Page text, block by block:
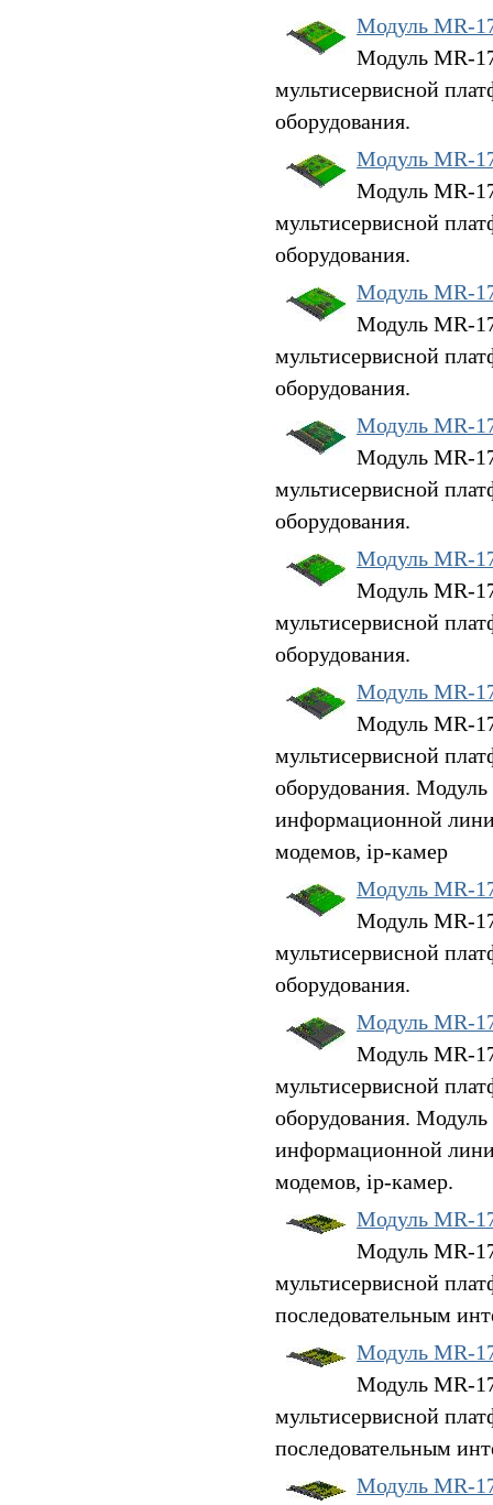
Модуль MR-
Модуль MR-
мультисервисной
оборудования.
Модуль MR-
Модуль MR-
мультисервисной
оборудования.
Модуль MR-
Модуль MR-
мультисервисной
оборудования.
Модуль MR-
Модуль MR-
мультисервисной
оборудования.
Модуль MR-
Модуль MR-
мультисервисной
оборудования.
Модуль MR-
Модуль MR-
мультисервисной
оборудования.
информационной
модемов, ip-камер
Модуль MR-
Модуль MR-
мультисервисной
оборудования.
Модуль MR-
Модуль MR-
мультисервисной
оборудования.
информационной
модемов, ip-камер.
Модуль MR-
Модуль MR-
мультисервисной
последовательным
Модуль MR-
Модуль MR-
мультисервисной
последовательным
Модуль MR-